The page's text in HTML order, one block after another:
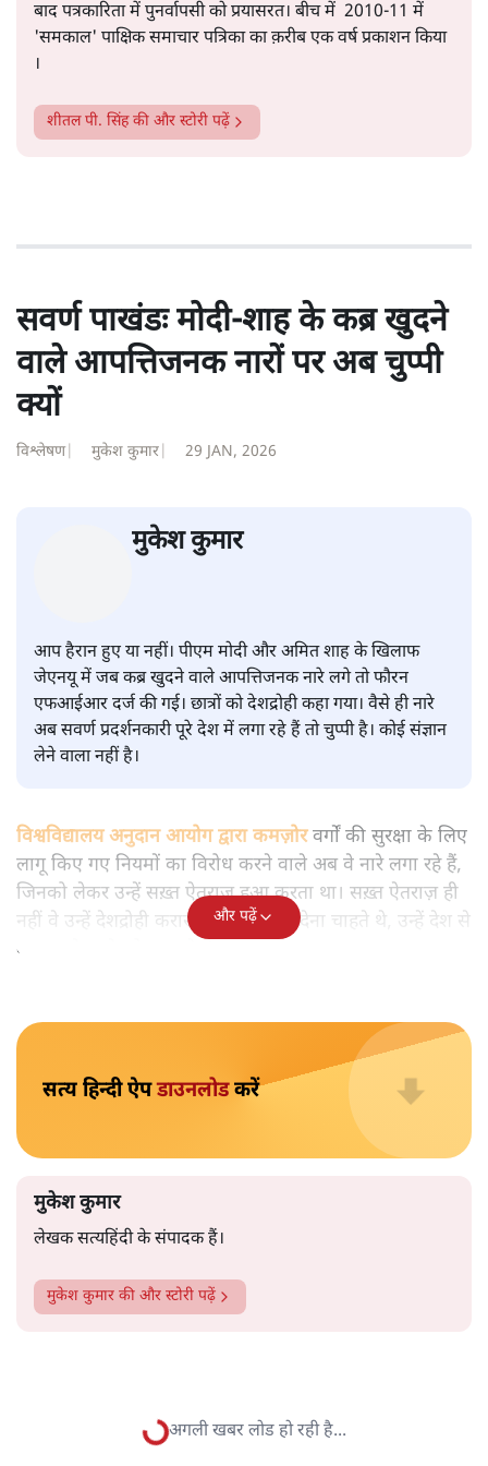
सत्य हिन्दी ऐपडाउनलोडकरें
की। इसके बाद पारिवारिक व्यवसाय में क़रीब दो दशक गुज़ारने के
'समकाल' पाक्षिक समाचार पत्रिका का क़रीब एक वर्ष प्रकाशन किया
।
शीतल पी. सिंहकी और स्टोरी पढ़ें
क्यों
विश्लेषण| मुकेश कुमार | 29 JAN, 2026
आप हैरान हुए या नहीं। पीएम मोदी और अमित शाह के खिलाफ
जेएनयू में जब कब्र खुदने वाले आपत्तिजनक नारे लगे तो फौरन
एफआईआर दर्ज की गई। छात्रों को देशद्रोही कहा गया। वैसे ही नारे
अब सवर्ण प्रदर्शनकारी पूरे देश में लगा रहे हैं तो चुप्पी है। कोई संज्ञान
लागू किए गए नियमों का विरोध करने वाले अब वे नारे लगा रहे हैं,
जिनको लेकर उन्हें सख़्त ऐतराज़ हुआ करता था। सख़्त ऐतराज़ ही